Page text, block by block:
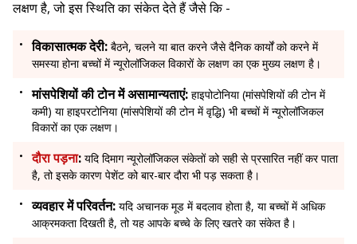
लक्षण है, जो इस स्थिति का संकेत देते हैं जैसे कि -
विकासात्मक देरी: बैठने, चलने या बात करने जैसे दैनिक कार्यों को करने में
समस्या होना बच्चों में न्यूरोलॉजिकल विकारों के लक्षण का एक मुख्य लक्षण है।
मांसपेशियों की टोन में असामान्यताएं: हाइपोटोनिया (मांसपेशियों की टोन में
कमी) या हाइपरटोनिया (मांसपेशियों की टोन में वृद्धि) भी बच्चों में न्यूरोलॉजिकल
विकारों का एक लक्षण।
दौरा पड़ना: यदि दिमाग न्यूरोलॉजिकल संकेतों को सही से प्रसारित नहीं कर पाता
है, तो इसके कारण पेशेंट को बार-बार दौरा भी पड़ सकता है।
व्यवहार में परिवर्तन: यदि अचानक मूड में बदलाव होता है, या बच्चों में अधिक
आक्रमकता दिखती है, तो यह आपके बच्चे के लिए खतरे का संकेत है।